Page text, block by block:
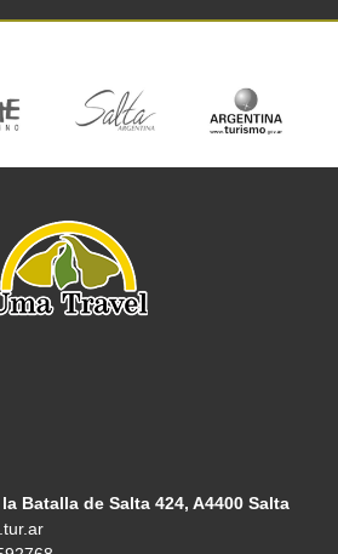
Batalla de Salta 424, A4400 Salta